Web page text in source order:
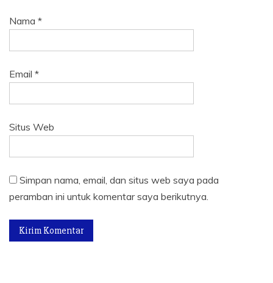
Nama *
Email *
Situs Web
Simpan nama, email, dan situs web saya pada
peramban ini untuk komentar saya berikutnya.